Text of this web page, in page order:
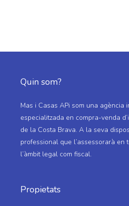
Quin som?
Mas i Casas APi som una agència
especialitzada en compra-venda
de la Costa Brava. A la seva
professional que l’assessorarà en
l’àmbit legal com fiscal.
Propietats